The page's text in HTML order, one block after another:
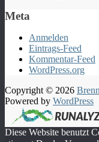
Meta
Anmelden
Eintrags-Feed
Kommentar-Feed
WordPress.org
Copyright © 2026
Powered by WordPress
Diese Website benutzt